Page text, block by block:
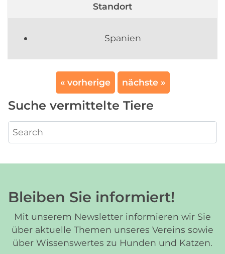
Standort
Spanien
« vorherige nächste »
Suche vermittelte Tiere
Bleiben Sie informiert!
Mit unserem Newsletter informieren wir Sie
über aktuelle Themen unseres Vereins sowie
über Wissenswertes zu Hunden und Katzen.